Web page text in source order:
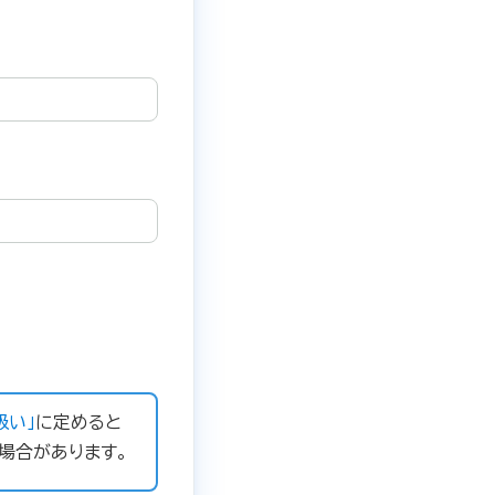
」に定めると
合があります。